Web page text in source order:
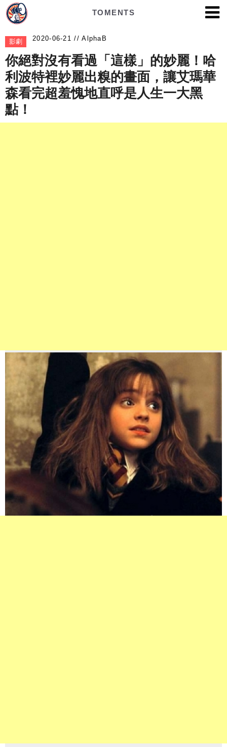
TOMENTS
影劇 AlphaB
你絕對沒有看過「這樣」的妙麗！哈
利波特裡妙麗出糗的畫面，讓艾瑪華
森看完超羞愧地直呼是人生一大黑
點！